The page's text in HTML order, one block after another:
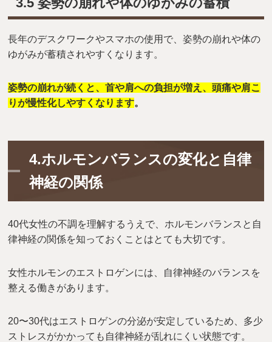
長年のデスクワークやスマホの使用で、姿勢の崩れや体の
ゆがみが蓄積されやすくなります。
姿勢の崩れが続くと、首や肩への負担が増え、頭痛や肩こ
りが慢性化しやすくなります。
4.ホルモンバランスの変化と自律
神経の関係
40代女性の不調を理解するうえで、ホルモンバランスと自
律神経の関係を知っておくことはとても大切です。
女性ホルモンのエストロゲンには、自律神経のバランスを
整える働きがあります。
20〜30代はエストロゲンの分泌が安定しているため、多少
ストレスがかかっても自律神経が乱れにくい状態です。